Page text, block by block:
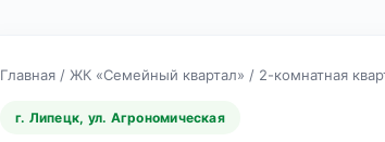
Главная / ЖК «Семейный квартал» / 2-комнатная
г. Липецк, ул. Агрономическая